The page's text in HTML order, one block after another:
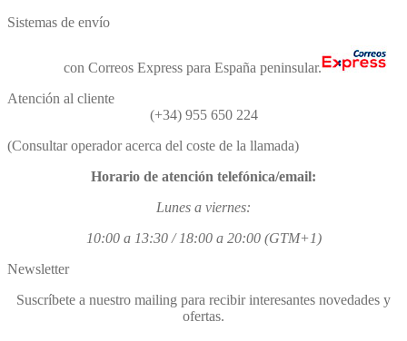
Sistemas de envío
con Correos Express para España peninsular.
Atención al cliente
(+34) 955 650 224
(Consultar operador acerca del coste de la llamada)
Horario de atención telefónica/email:
Lunes a viernes:
10:00 a 13:30 / 18:00 a 20:00 (GTM+1)
Newsletter
Suscríbete a nuestro mailing para recibir interesantes novedades y
ofertas.